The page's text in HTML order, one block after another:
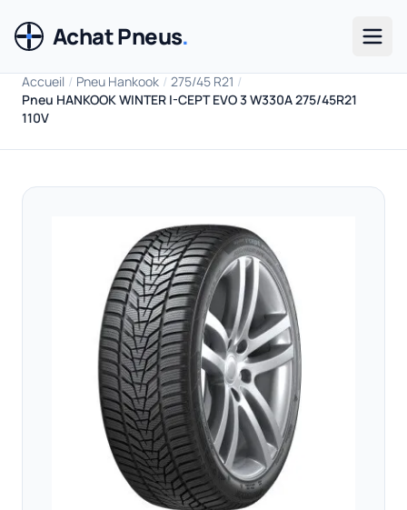
Achat Pneus.
Accueil / Pneu Hankook / 275/45 R21 /
Pneu HANKOOK WINTER I-CEPT EVO 3 W330A 275/45R21
110V